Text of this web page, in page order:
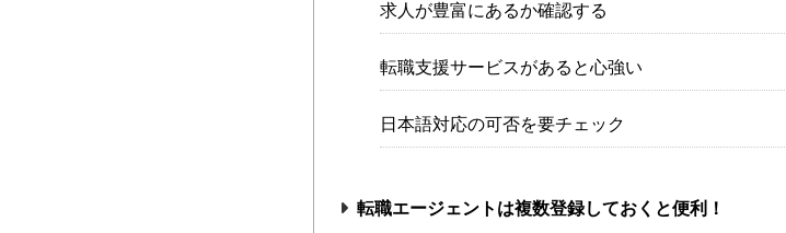
求人が豊富にあるか確認する
転職支援サービスがあると心強い
日本語対応の可否を要チェック
転職エージェントは複数登録しておくと便利！